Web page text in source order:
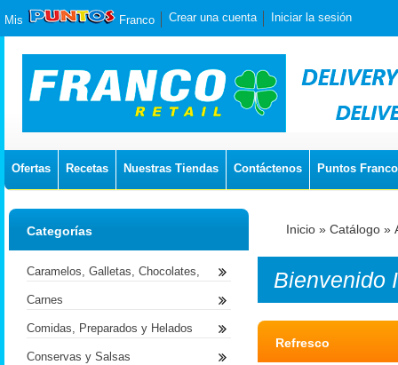
Mis Franco Crear una cuenta Iniciar la sesión
Ofertas Recetas Nuestras Tiendas Contáctenos Puntos Franco
Inicio » Catálogo »
Bienvenido
Refresco
Categorías
Caramelos, Galletas, Chocolates,
Carnes
Comidas, Preparados y Helados
Conservas y Salsas